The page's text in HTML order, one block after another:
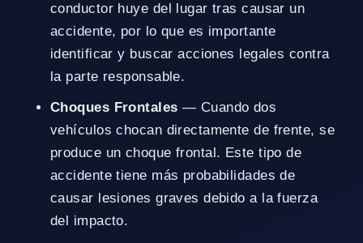
conductor huye del lugar tras causar un
accidente, por lo que es importante
identificar y buscar acciones legales contra
la parte responsable.
Choques Frontales — Cuando dos
vehículos chocan directamente de frente, se
produce un choque frontal. Este tipo de
accidente tiene más probabilidades de
causar lesiones graves debido a la fuerza
del impacto.